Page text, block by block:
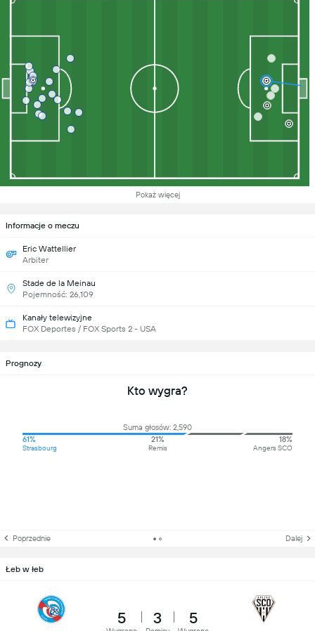
Pokaż więcej
Informacje o meczu
Eric Wattellier
Arbiter
Stade de la Meinau
Pojemność: 26,109
Kanały telewizyjne
FOX Deportes / FOX Sports 2 - USA
Prognozy
Kto wygra?
Suma głosów: 2,590
61%
Strasbourg
21%
Remis
18%
Angers SCO
Poprzednie Dalej
Łeb w łeb
5 3 5